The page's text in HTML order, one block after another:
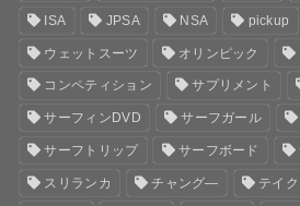
ISA JPSA NSA pickup
ウェットスーツ オリンピック
コンペティション サプリメント
サーフィンDVD サーフガール
サーフトリップ サーフボード
スリランカ チャング― テイ